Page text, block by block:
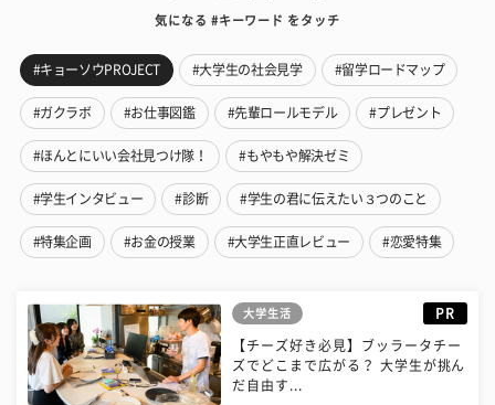
気になる #キーワード をタッチ
#キョーソウPROJECT #大学生の社会見学 #留学ロードマップ
#ガクラボ #お仕事図鑑 #先輩ロールモデル #プレゼント
#ほんとにいい会社見つけ隊！ #もやもや解決ゼミ
#学生インタビュー #診断 #学生の君に伝えたい３つのこと
#特集企画 #お金の授業 #大学生正直レビュー #恋愛特集
大学生活 PR
【チーズ好き必見】ブッラータチー
ズでどこまで広がる？ 大学生が挑ん
だ自由す...